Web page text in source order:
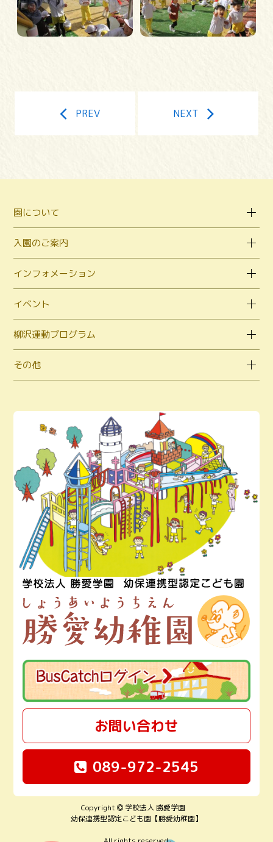
PREV NEXT
園について
入園のご案内
インフォメーション
イベント
柳沢運動プログラム
その他
お問い合わせ
089-972-2545
Copyright
学校法人 勝愛学園
幼保連携型認定こども園【勝愛幼稚園】